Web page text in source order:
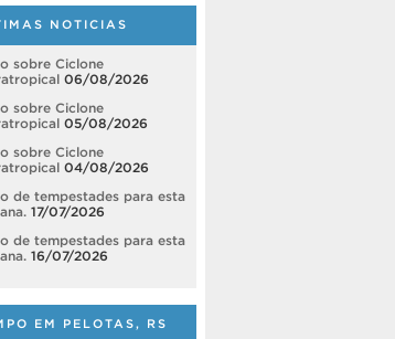
NOTICIAS
sobre Ciclone
06/08/2026
sobre Ciclone
05/08/2026
sobre Ciclone
04/08/2026
de tempestades para esta
17/07/2026
de tempestades para esta
16/07/2026
EM PELOTAS, RS